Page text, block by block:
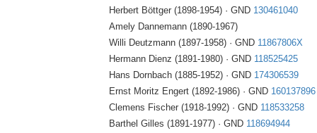
Herbert Böttger (1898-1954) · GND 130461040
Amely Dannemann (1890-1967)
Willi Deutzmann (1897-1958) · GND 11867806X
Hermann Dienz (1891-1980) · GND 118525425
Hans Dornbach (1885-1952) · GND 174306539
Ernst Moritz Engert (1892-1986) · GND 160137896
Clemens Fischer (1918-1992) · GND 118533258
Barthel Gilles (1891-1977) · GND 118694944